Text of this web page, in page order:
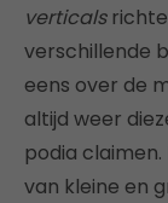
verticals
verschillende
eens over de
altijd weer
podia
van kleine en